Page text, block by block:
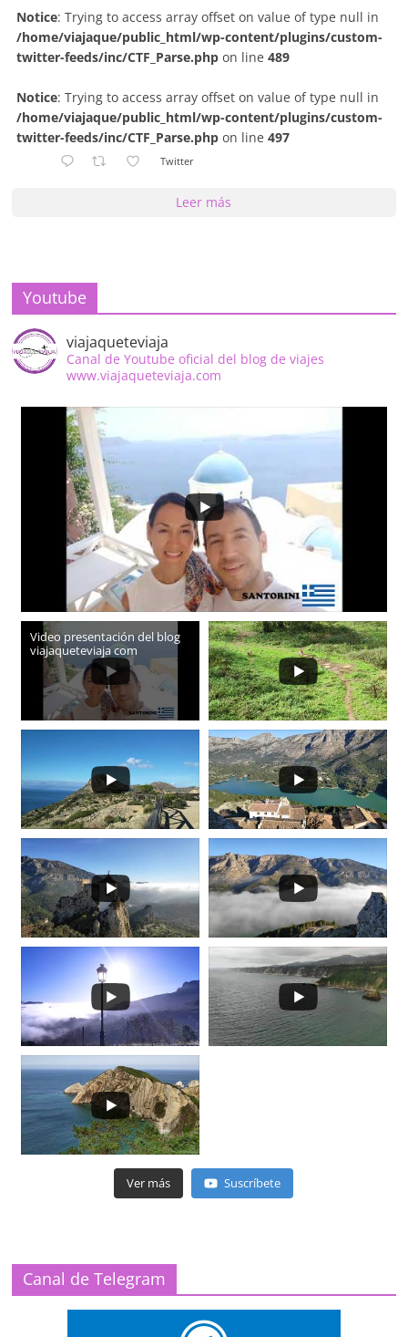
Notice: Trying to access array offset on value of type null in
/home/viajaque/public_html/wp-content/plugins/custom-
twitter-feeds/inc/CTF_Parse.php on line489
Notice: Trying to access array offset on value of type null in
/home/viajaque/public_html/wp-content/plugins/custom-
twitter-feeds/inc/CTF_Parse.php on line497
Twitter
Leer más
Youtube
viajaqueteviaja
Canal de Youtube oficial del blog de viajes
www.viajaqueteviaja.com
Video presentación del blog
viajaqueteviaja com
Ver más Suscríbete
Canal de Telegram